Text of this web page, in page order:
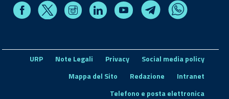
FacebookX InstagramLinkedin Youtube TelegramWhatsapp
URP Note Legali Privacy
Social media policy
Mappa del Sito
Redazione
Intranet
Telefono e posta elettronica